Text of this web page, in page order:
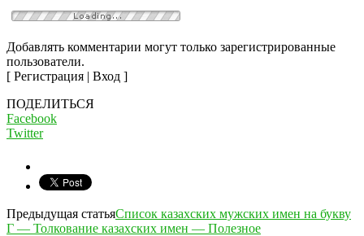
Добавлять комментарии могут только зарегистрированные
пользователи.
[ Регистрация | Вход ]
ПОДЕЛИТЬСЯ
Facebook
Twitter
Предыдущая статьяСписок казахских мужских имен на букву
Г — Толкование казахских имен — Полезное